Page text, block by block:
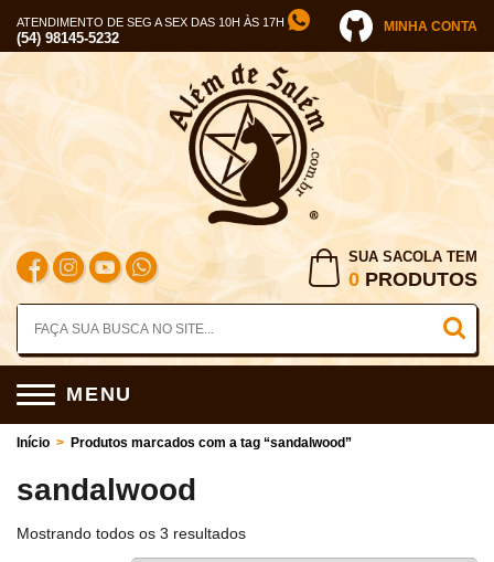
ATENDIMENTO DE SEG A SEX DAS 10H ÀS 17H
(54) 98145-5232
MINHA CONTA
SUA SACOLA TEM
0 PRODUTOS
MENU
Início > Produtos marcados com a tag “sandalwood”
sandalwood
Mostrando todos os 3 resultados